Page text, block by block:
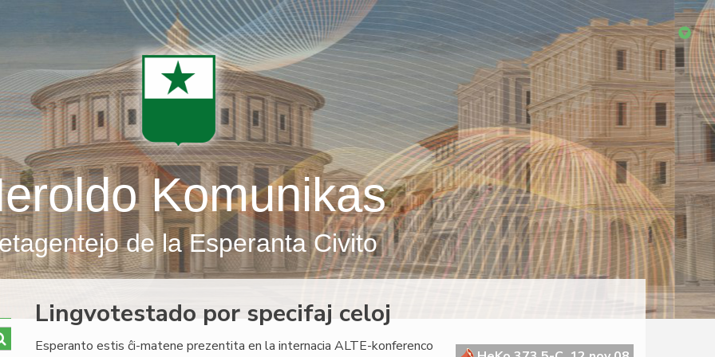
Komunikas
de la Esperanta Civito
Lingvotestado por specifaj celoj
Esperanto estis ĉi-matene prezentita en la internacia ALTE-konferenco